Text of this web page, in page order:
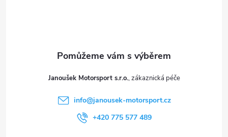
Janoušek Motorsport s.r.o.
info@janousek-motorsport.cz
+420 775 577 489